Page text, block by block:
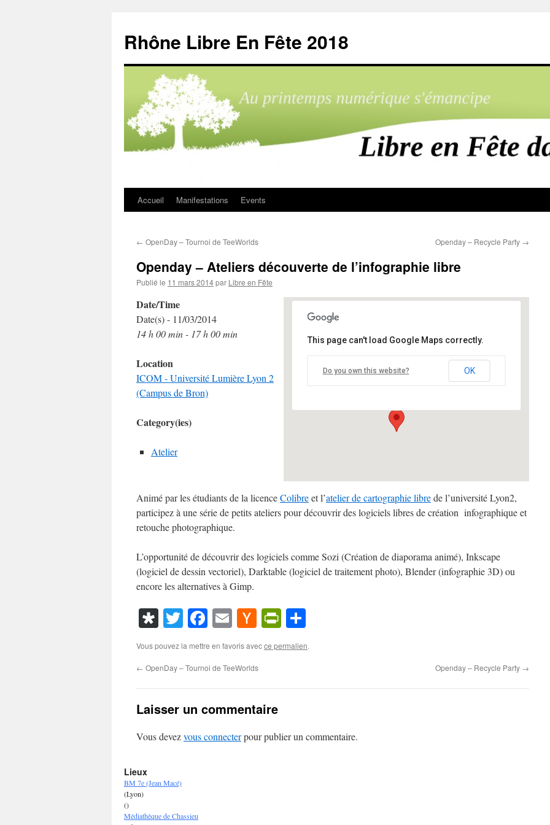
contenu
Rhône Libre En Fête 2018
Accueil Manifestations Events
← OpenDay – Tournoi de TeeWorlds Openday – Recycle Party →
Openday – Ateliers découverte de l’infographie libre
Publié le 11 mars 2014par Libre en Fête
ICOM - Université Lumière Lyon
2 (Campus de Bron)
5 avenue Pierre-Mendes-France - Bron
This page can't load Google Maps correctly.
Do you own this website? OK
Date/Time
Date(s) - 11/03/2014
14 h 00 min - 17 h 00 min
Location
ICOM - Université Lumière Lyon 2
(Campus de Bron)
Category(ies)
Atelier
Animé par les étudiants de la licenceColibreet l’atelier de cartographie librede l’université Lyon2,
participez à une série de petits ateliers pour découvrir des logiciels libres de création infographique et
retouche photographique.
L’opportunité de découvrir des logiciels comme Sozi (Création de diaporama animé), Inkscape
(logiciel de dessin vectoriel), Darktable (logiciel de traitement photo), Blender (infographie 3D) ou
encore les alternatives à Gimp.
Diaspora
TwitterFacebook
EmailHacker
News
PrintFriendly
Vous pouvez la mettre en favoris avecce permalien.
← OpenDay – Tournoi de TeeWorlds Openday – Recycle Party →
Laisser un commentaire
Vous devezvous connecterpour publier un commentaire.
Lieux
BM 7e (Jean Macé)
(Lyon)
()
Médiathèque de Chassieu